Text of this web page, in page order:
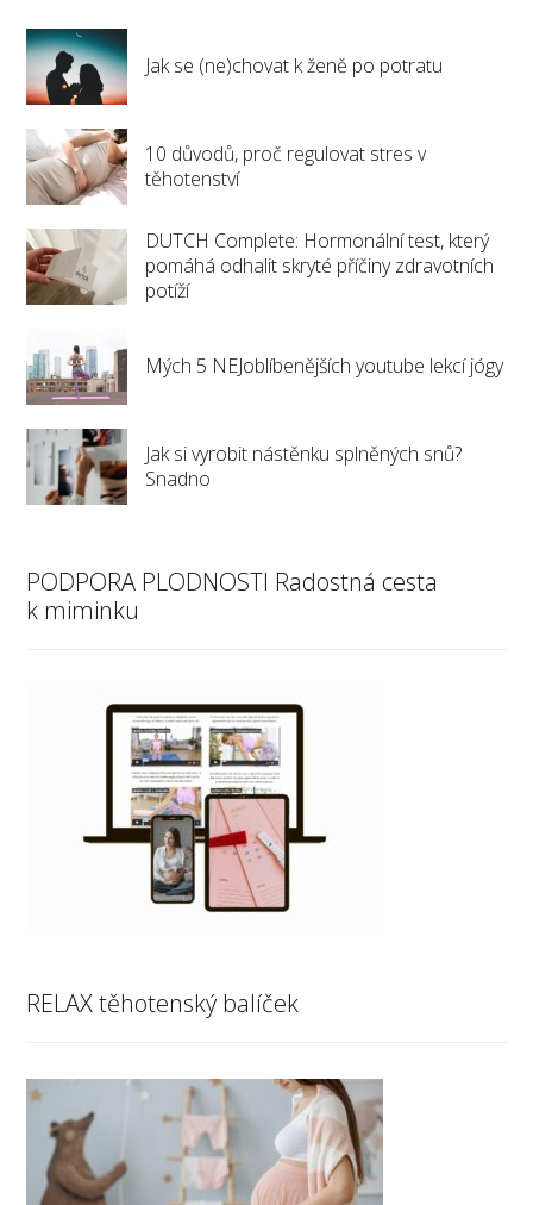
Jak se (ne)chovat k ženě po potratu
10 důvodů, proč regulovat stres v
těhotenství
DUTCH Complete: Hormonální test, který
pomáhá odhalit skryté příčiny zdravotních
potíží
Mých 5 NEJoblíbenějších youtube lekcí jógy
Jak si vyrobit nástěnku splněných snů?
Snadno
PODPORA PLODNOSTI Radostná cesta
k miminku
RELAX těhotenský balíček